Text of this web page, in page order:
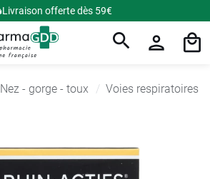
Livraison offerte dès 59€
Nez - gorge - toux Voies respiratoires